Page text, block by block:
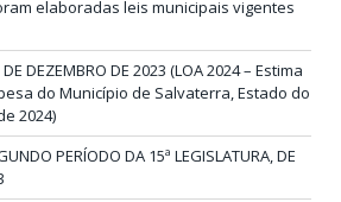
elaboradas leis municipais vigentes
DEZEMBRO DE 2023 (LOA 2024 – Estima
do Município de Salvaterra, Estado do
2024)
PERÍODO DA 15ª LEGISLATURA, DE